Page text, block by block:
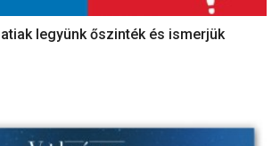
legyünk őszinték és ismerjük